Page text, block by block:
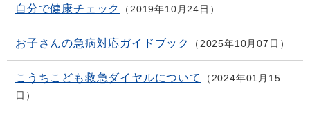
自分で健康チェック 2019年10月24日
お子さんの急病対応ガイドブック 2025年10月07日
こうちこども救急ダイヤルについて
2024年01月15
日